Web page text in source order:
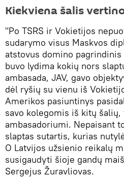
Kiekviena šalis
"Po TSRS ir Vokietijos
sudarymo visus Maskvos
atstovus domino
buvo lydima kokių nors
ambasada, JAV, gavo
dėl ryšių su vienu iš
Amerikos pasiuntinys
savo kolegomis iš kitų
ambasadoriumi. Nepaisant
slaptas sutartis, kurias
O Latvijos užsienio reikalų
susigaudyti šioje gandų
Sergejus Žuravliovas.